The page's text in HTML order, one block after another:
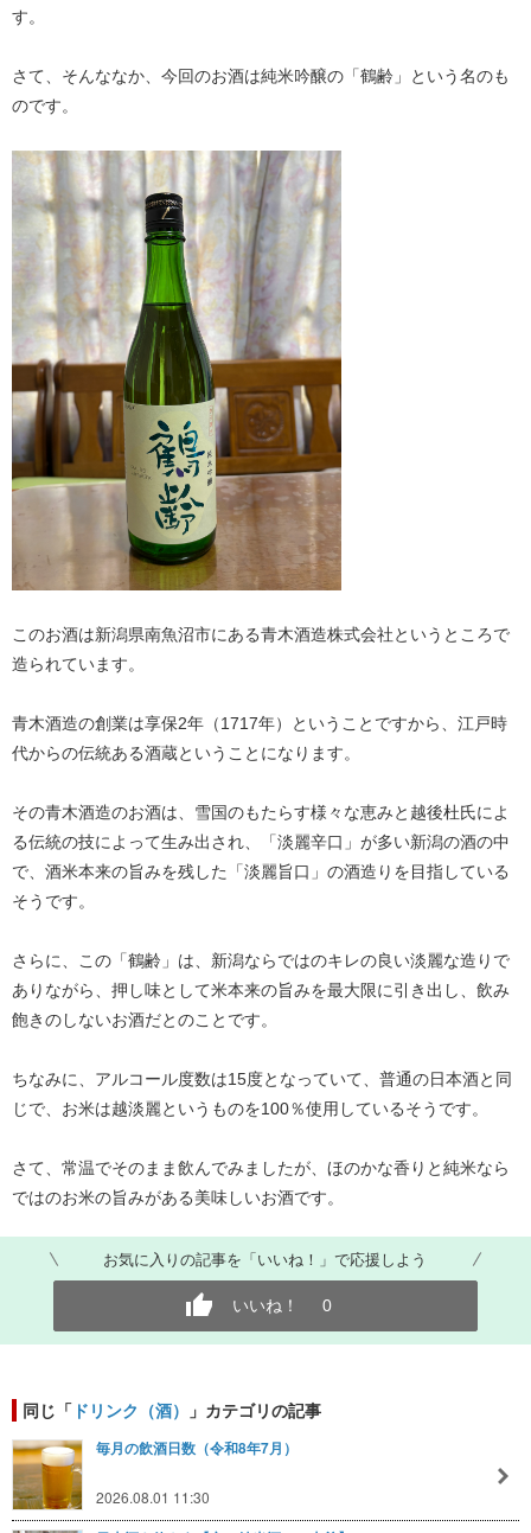
す。
さて、そんななか、今回のお酒は純米吟醸の「鶴齢」という名のも
のです。
このお酒は新潟県南魚沼市にある青木酒造株式会社というところで
造られています。
青木酒造の創業は享保2年（1717年）ということですから、江戸時
代からの伝統ある酒蔵ということになります。
その青木酒造のお酒は、雪国のもたらす様々な恵みと越後杜氏によ
る伝統の技によって生み出され、「淡麗辛口」が多い新潟の酒の中
で、酒米本来の旨みを残した「淡麗旨口」の酒造りを目指している
そうです。
さらに、この「鶴齢」は、新潟ならではのキレの良い淡麗な造りで
ありながら、押し味として米本来の旨みを最大限に引き出し、飲み
飽きのしないお酒だとのことです。
ちなみに、アルコール度数は15度となっていて、普通の日本酒と同
じで、お米は越淡麗というものを100％使用しているそうです。
さて、常温でそのまま飲んでみましたが、ほのかな香りと純米なら
ではのお米の旨みがある美味しいお酒です。
お気に入りの記事を「いいね！」で応援しよう
いいね！ 0
同じ「 ドリンク（酒） 」カテゴリの記事
毎月の飲酒日数（令和8年7月）
2026.08.01 11:30